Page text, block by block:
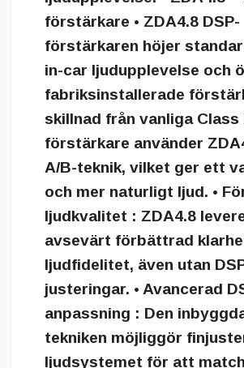
förstärkare • ZDA4.8 DSP-
förstärkaren höjer
in-car ljudupplevelse och
fabriksinstallerade
skillnad från vanliga Class
förstärkare använder
A/B-teknik, vilket ger ett
och mer naturligt ljud. •
ljudkvalitet : ZDA4.8
avsevärt förbättrad
ljudfidelitet, även utan
justeringar. • Avancerad
anpassning : Den
tekniken möjliggör
ljudsystemet för att